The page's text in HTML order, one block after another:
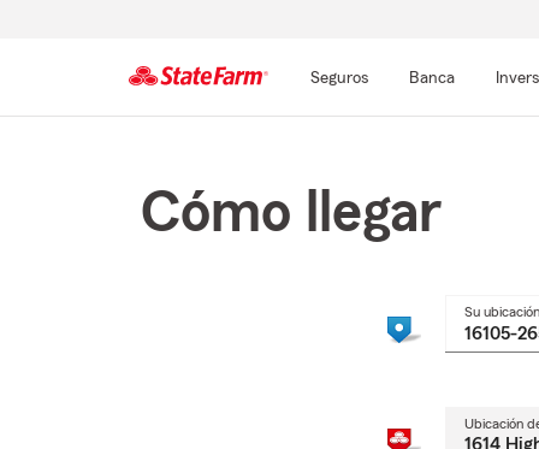
Seguros Banca
Cómo llegar
Su ubicación
Ubicación